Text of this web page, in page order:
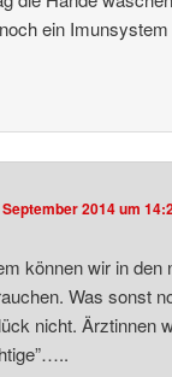
ein
September 2014 um
können wir in den
Was sonst
nicht. Ärztinnen